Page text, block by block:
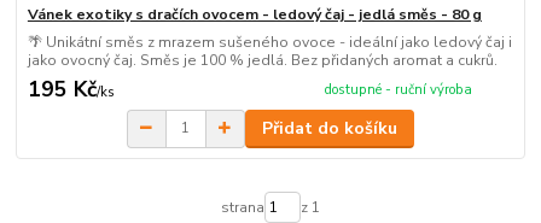
Vánek exotiky s dračích ovocem - ledový čaj - jedlá směs - 80 g
🌴 Unikátní směs z mrazem sušeného ovoce - ideální jako ledový čaj i
jako ovocný čaj. Směs je 100 % jedlá. Bez přidaných aromat a cukrů.
195 Kč/ks dostupné - ruční výroba
Přidat do košíku
strana z 1